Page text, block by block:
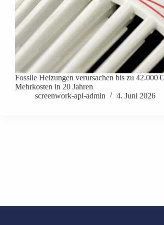
Fossile Heizungen verursachen bis zu 42.000 €
Mehrkosten in 20 Jahren
screenwork-api-admin
4. Juni 2026